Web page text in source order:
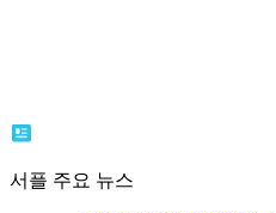
서플 주요 뉴스